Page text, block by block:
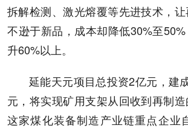
拆解检测、激光熔覆等先进技术，
不逊于新品，成本却降低30%至
升60%以上。
延能天元项目总投资2亿元，建
元，将实现矿用支架从回收到再制造
这家煤化装备制造产业链重点企业